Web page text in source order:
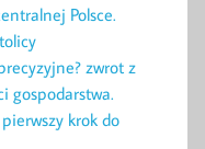
Polsce.
zwrot z
gospodarstwa.
krok do